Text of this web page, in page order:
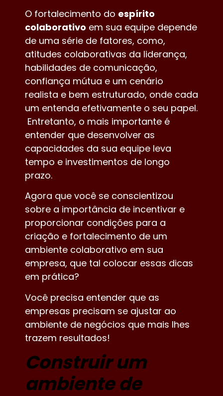
O fortalecimento do espírito
colaborativo em sua equipe depende
de uma série de fatores, como,
atitudes colaborativas da liderança,
habilidades de comunicação,
confiança mútua e um cenário
realista e bem estruturado, onde cada
um entenda efetivamente o seu papel.
Entretanto, o mais importante é
entender que desenvolver as
capacidades da sua equipe leva
tempo e investimentos de longo
prazo.
Agora que você se conscientizou
sobre a importância de incentivar e
proporcionar condições para a
criação e fortalecimento de um
ambiente colaborativo em sua
empresa, que tal colocar essas dicas
em prática?
Você precisa entender que as
empresas precisam se ajustar ao
ambiente de negócios que mais lhes
trazem resultados!
Construir um
ambiente de